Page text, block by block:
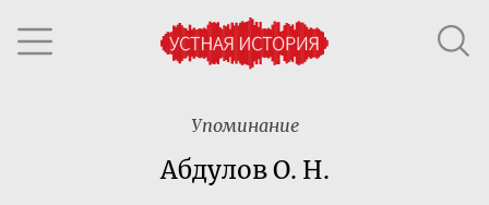
Упоминание
Абдулов О. Н.